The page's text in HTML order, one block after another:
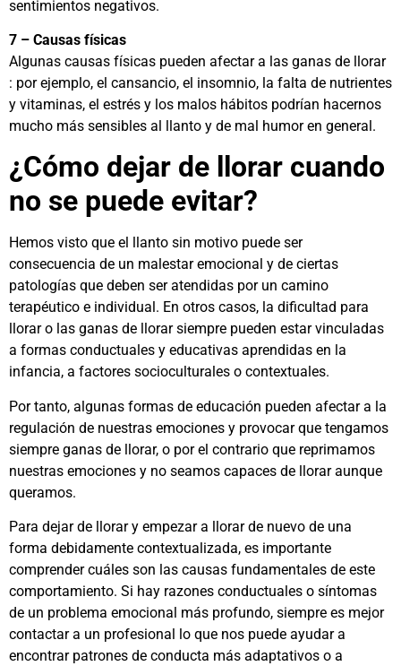
sentimientos negativos.
7 – Causas físicas
Algunas causas físicas pueden afectar a las ganas de llorar
: por ejemplo, el cansancio, el insomnio, la falta de nutrientes
y vitaminas, el estrés y los malos hábitos podrían hacernos
mucho más sensibles al llanto y de mal humor en general.
¿Cómo dejar de llorar cuando
no se puede evitar?
Hemos visto que el llanto sin motivo puede ser
consecuencia de un malestar emocional y de ciertas
patologías que deben ser atendidas por un camino
terapéutico e individual. En otros casos, la dificultad para
llorar o las ganas de llorar siempre pueden estar vinculadas
a formas conductuales y educativas aprendidas en la
infancia, a factores socioculturales o contextuales.
Por tanto, algunas formas de educación pueden afectar a la
regulación de nuestras emociones y provocar que tengamos
siempre ganas de llorar, o por el contrario que reprimamos
nuestras emociones y no seamos capaces de llorar aunque
queramos.
Para dejar de llorar y empezar a llorar de nuevo de una
forma debidamente contextualizada, es importante
comprender cuáles son las causas fundamentales de este
comportamiento. Si hay razones conductuales o síntomas
de un problema emocional más profundo, siempre es mejor
contactar a un profesional lo que nos puede ayudar a
encontrar patrones de conducta más adaptativos o a